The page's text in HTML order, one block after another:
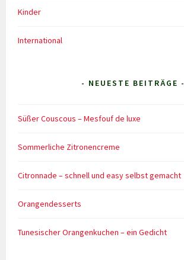
Kinder
International
- NEUESTE BEITRÄGE -
Süßer Couscous – Mesfouf de luxe
Sommerliche Zitronencreme
Citronnade – schnell und easy selbst gemacht
Orangendesserts
Tunesischer Orangenkuchen – ein Gedicht